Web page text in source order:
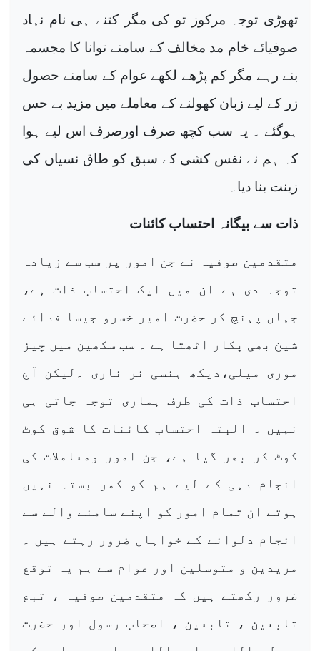
تھوڑی توجہ مرکوز تو کی مگر کتنے ہی نام نہاد
صوفیائے خام مد مخالف کے سامنے توانا کا مجسمہ
بنے رہے مگر کم پڑھے لکھے عوام کے سامنے حصول
زر کے لیے زبان کھولنے کے معاملے میں مزید بے حس
ہوگئے ۔ یہ سب کچھ صرف اورصرف اس لیے ہوا
کہ ہم نے نفس کشی کے سبق کو طاق نسیاں کی
زینت بنا دیا۔
ذات سے بیگانہ احتساب کائنات
متقدمین صوفیہ نے جن امور پر سب سے زیادہ
توجہ دی ہے ان میں ایک احتساب ذات ہے،
جہاں پہنچ کر حضرت امیر خسرو جیسا فدائے
شیخ بھی پکار اٹھتا ہے ۔ سب سکھین میں چیز
موری میلی،دیکھ ہنسی نر ناری ۔لیکن آج
احتساب ذات کی طرف ہماری توجہ جاتی ہی
نہیں ۔ البتہ احتساب کائنات کا شوق کوٹ
کوٹ کر بھر گیا ہے، جن امور ومعاملات کی
انجام دہی کے لیے ہم کو کمر بستہ نہیں
ہوتے ان تمام امور کو اپنے سامنے والے سے
انجام دلوانے کے خواہاں ضرور رہتے ہیں ۔
مریدین و متوسلین اور عوام سے ہم یہ توقع
ضرور رکھتے ہیں کہ متقدمین صوفیہ ، تبع
تابعین ، تابعین ، اصحاب رسول اور حضرت